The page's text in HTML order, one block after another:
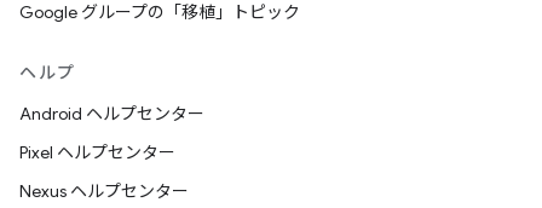
Google グループの「移植」トピック
ヘルプ
Android ヘルプセンター
Pixel ヘルプセンター
Nexus ヘルプセンター